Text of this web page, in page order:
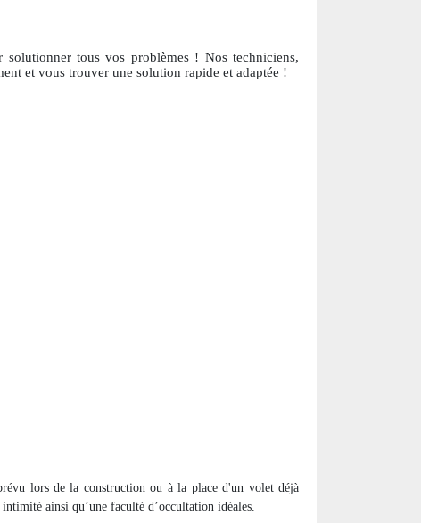
tous vos problèmes ! Nos techniciens,
et vous trouver une solution rapide et adaptée !
lors de la construction ou à la place d'un volet déjà
ainsi qu’une faculté d’occultation idéales.